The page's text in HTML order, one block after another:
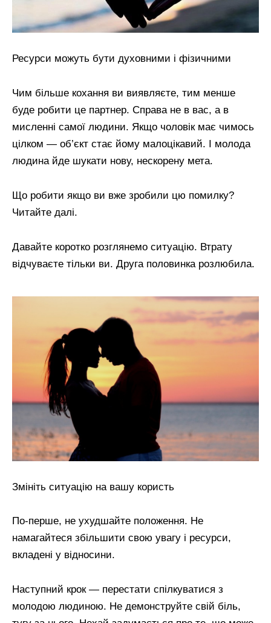
Ресурси можуть бути духовними і фізичними
Чим більше кохання ви виявляєте, тим менше
буде робити це партнер. Справа не в вас, а в
мисленні самої людини. Якщо чоловік має чимось
цілком — об’єкт стає йому малоцікавий. І молода
людина йде шукати нову, нескорену мета.
Що робити якщо ви вже зробили цю помилку?
Читайте далі.
Давайте коротко розглянемо ситуацію. Втрату
відчуваєте тільки ви. Друга половинка розлюбила.
Змініть ситуацію на вашу користь
По-перше, не ухудшайте положення. Не
намагайтеся збільшити свою увагу і ресурси,
вкладені у відносини.
Наступний крок — перестати спілкуватися з
молодою людиною. Не демонструйте свій біль,